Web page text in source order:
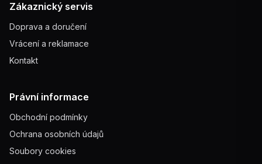
Zákaznický servis
Doprava a doručení
Vrácení a reklamace
Kontakt
Právní informace
Obchodní podmínky
Ochrana osobních údajů
Soubory cookies